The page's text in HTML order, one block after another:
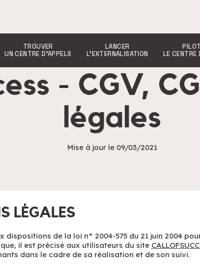
TROUVER
UN CENTRE D’APPELS
LANCER
L’EXTERNALISATION
LE CENTRE
- CGV,
légales
Mise à jour le 09/03/2021
LÉGALES
dispositions de la loi n° 2004-575 du 21 juin 2004
il est précisé aux utilisateurs du site
dans le cadre de sa réalisation et de son suivi.